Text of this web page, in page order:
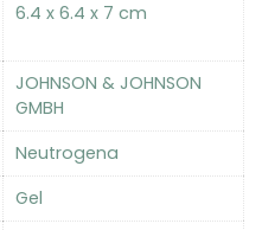
‎6.4 x 6.4 x 7 cm
‎JOHNSON & JOHNSON
GMBH
‎Neutrogena
‎Gel